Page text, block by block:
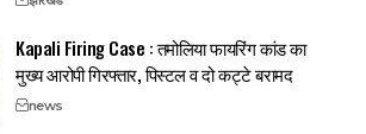
Kapali Firing Case : तमोलिया फायरिंग कांड का
मुख्य आरोपी गिरफ्तार, पिस्टल व दो कट्टे बरामद
news